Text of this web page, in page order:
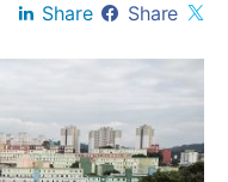
Share Share